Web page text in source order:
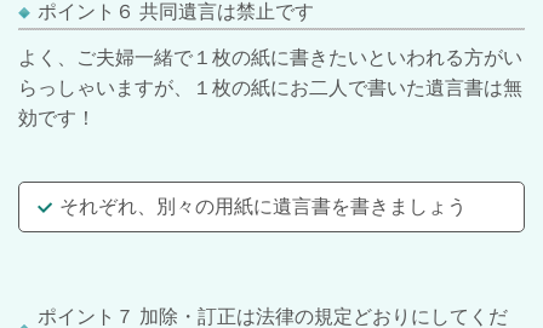
ポイント６ 共同遺言は禁止です
よく、ご夫婦一緒で１枚の紙に書きたいといわれる方がい
らっしゃいますが、１枚の紙にお二人で書いた遺言書は無
効です！
それぞれ、別々の用紙に遺言書を書きましょう
ポイント７ 加除・訂正は法律の規定どおりにしてくだ